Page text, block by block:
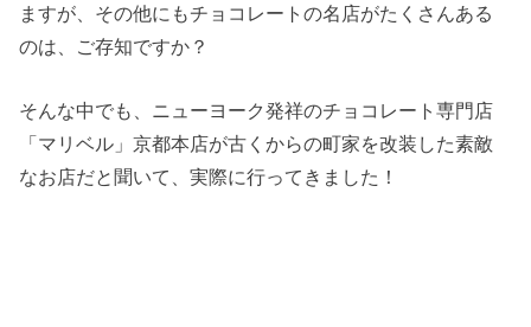
ますが、その他にもチョコレートの名店がたくさんある
のは、ご存知ですか？
そんな中でも、ニューヨーク発祥のチョコレート専門店
「マリベル」京都本店が古くからの町家を改装した素敵
なお店だと聞いて、実際に行ってきました！